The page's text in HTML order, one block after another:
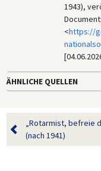
1943),
<https://
ÄHNLICHE QUELLEN
„Rotarmist, befreie
(nach 1941)